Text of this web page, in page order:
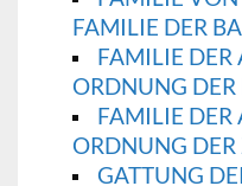
FAMILIE DER
FAMILIE DER
ORDNUNG
FAMILIE DER
ORDNUNG DER
GATTUNG